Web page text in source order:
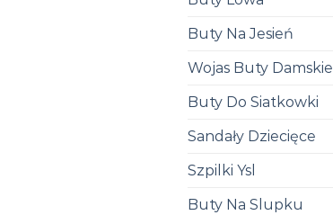
Buty Na Jesień
Wojas Buty Damskie
Buty Do Siatkowki
Sandały Dziecięce
Szpilki Ysl
Buty Na Slupku